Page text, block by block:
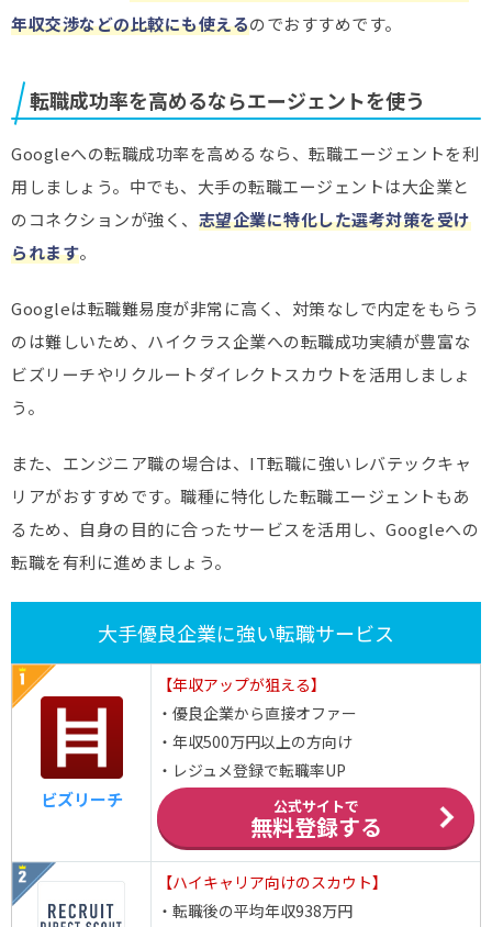
年収交渉などの比較にも使えるのでおすすめです。
転職成功率を高めるならエージェントを使う
Googleへの転職成功率を高めるなら、転職エージェントを利
用しましょう。中でも、大手の転職エージェントは大企業と
のコネクションが強く、 志望企業に特化した選考対策を受け
られます。
Googleは転職難易度が非常に高く、対策なしで内定をもらう
のは難しいため、ハイクラス企業への転職成功実績が豊富な
ビズリーチやリクルートダイレクトスカウトを活用しましょ
う。
また、エンジニア職の場合は、IT転職に強いレバテックキャ
リアがおすすめです。職種に特化した転職エージェントもあ
るため、自身の目的に合ったサービスを活用し、Googleへの
転職を有利に進めましょう。
大手優良企業に強い転職サービス
ビズリーチ
【年収アップが狙える】
・優良企業から直接オファー
・年収500万円以上の方向け
・レジュメ登録で転職率UP
公式サイトで
無料登録する
【ハイキャリア向けのスカウト】
・転職後の平均年収938万円